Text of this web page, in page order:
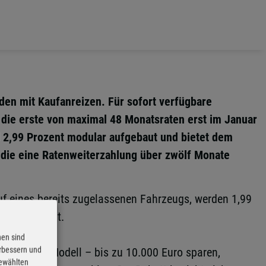
mit Kaufanreizen. Für sofort verfügbare
erste von maximal 48 Monatsraten erst im Januar
Prozent modular aufgebaut und bietet dem
eine Ratenweiterzahlung über zwölf Monate
bereits zugelassenen Fahrzeugs, werden 1,99
Prozent.
Modell – bis zu 10.000 Euro sparen,
sind
und